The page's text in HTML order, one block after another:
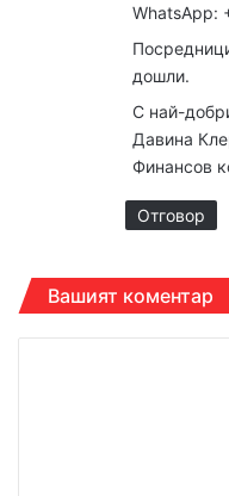
WhatsApp:
дошли.
С най-
Давина
Финансов
Отговор
Вашият коментар